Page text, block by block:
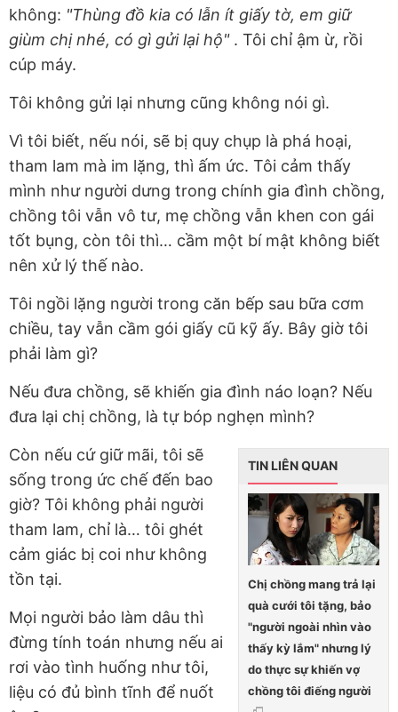
không: "Thùng đồ kia có lẫn ít giấy tờ, em giữ
giùm chị nhé, có gì gửi lại hộ" . Tôi chỉ ậm ừ, rồi
cúp máy.
Tôi không gửi lại nhưng cũng không nói gì.
Vì tôi biết, nếu nói, sẽ bị quy chụp là phá hoại,
tham lam mà im lặng, thì ấm ức. Tôi cảm thấy
mình như người dưng trong chính gia đình chồng,
chồng tôi vẫn vô tư, mẹ chồng vẫn khen con gái
tốt bụng, còn tôi thì… cầm một bí mật không biết
nên xử lý thế nào.
Tôi ngồi lặng người trong căn bếp sau bữa cơm
chiều, tay vẫn cầm gói giấy cũ kỹ ấy. Bây giờ tôi
phải làm gì?
Nếu đưa chồng, sẽ khiến gia đình náo loạn? Nếu
đưa lại chị chồng, là tự bóp nghẹn mình?
TIN LIÊN QUAN
Chị chồng mang trả lại
quà cưới tôi tặng, bảo
"người ngoài nhìn vào
thấy kỳ lắm" nhưng lý
do thực sự khiến vợ
chồng tôi điếng người
Còn nếu cứ giữ mãi, tôi sẽ
sống trong ức chế đến bao
giờ? Tôi không phải người
tham lam, chỉ là… tôi ghét
cảm giác bị coi như không
tồn tại.
Mọi người bảo làm dâu thì
đừng tính toán nhưng nếu ai
rơi vào tình huống như tôi,
liệu có đủ bình tĩnh để nuốt